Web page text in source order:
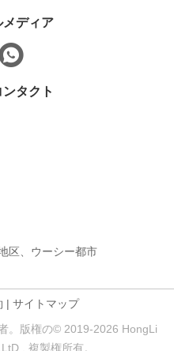
メディア
タクト
区、ウーシー都市
| サイトマップ
。版権の© 2019-2026 HongLi
. 複製権所有。